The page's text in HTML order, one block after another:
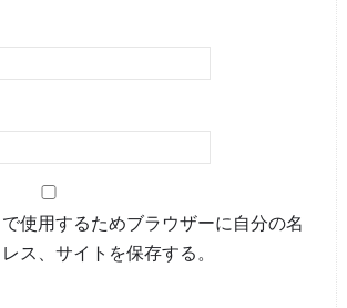
使用するためブラウザーに自分の名
ス、サイトを保存する。